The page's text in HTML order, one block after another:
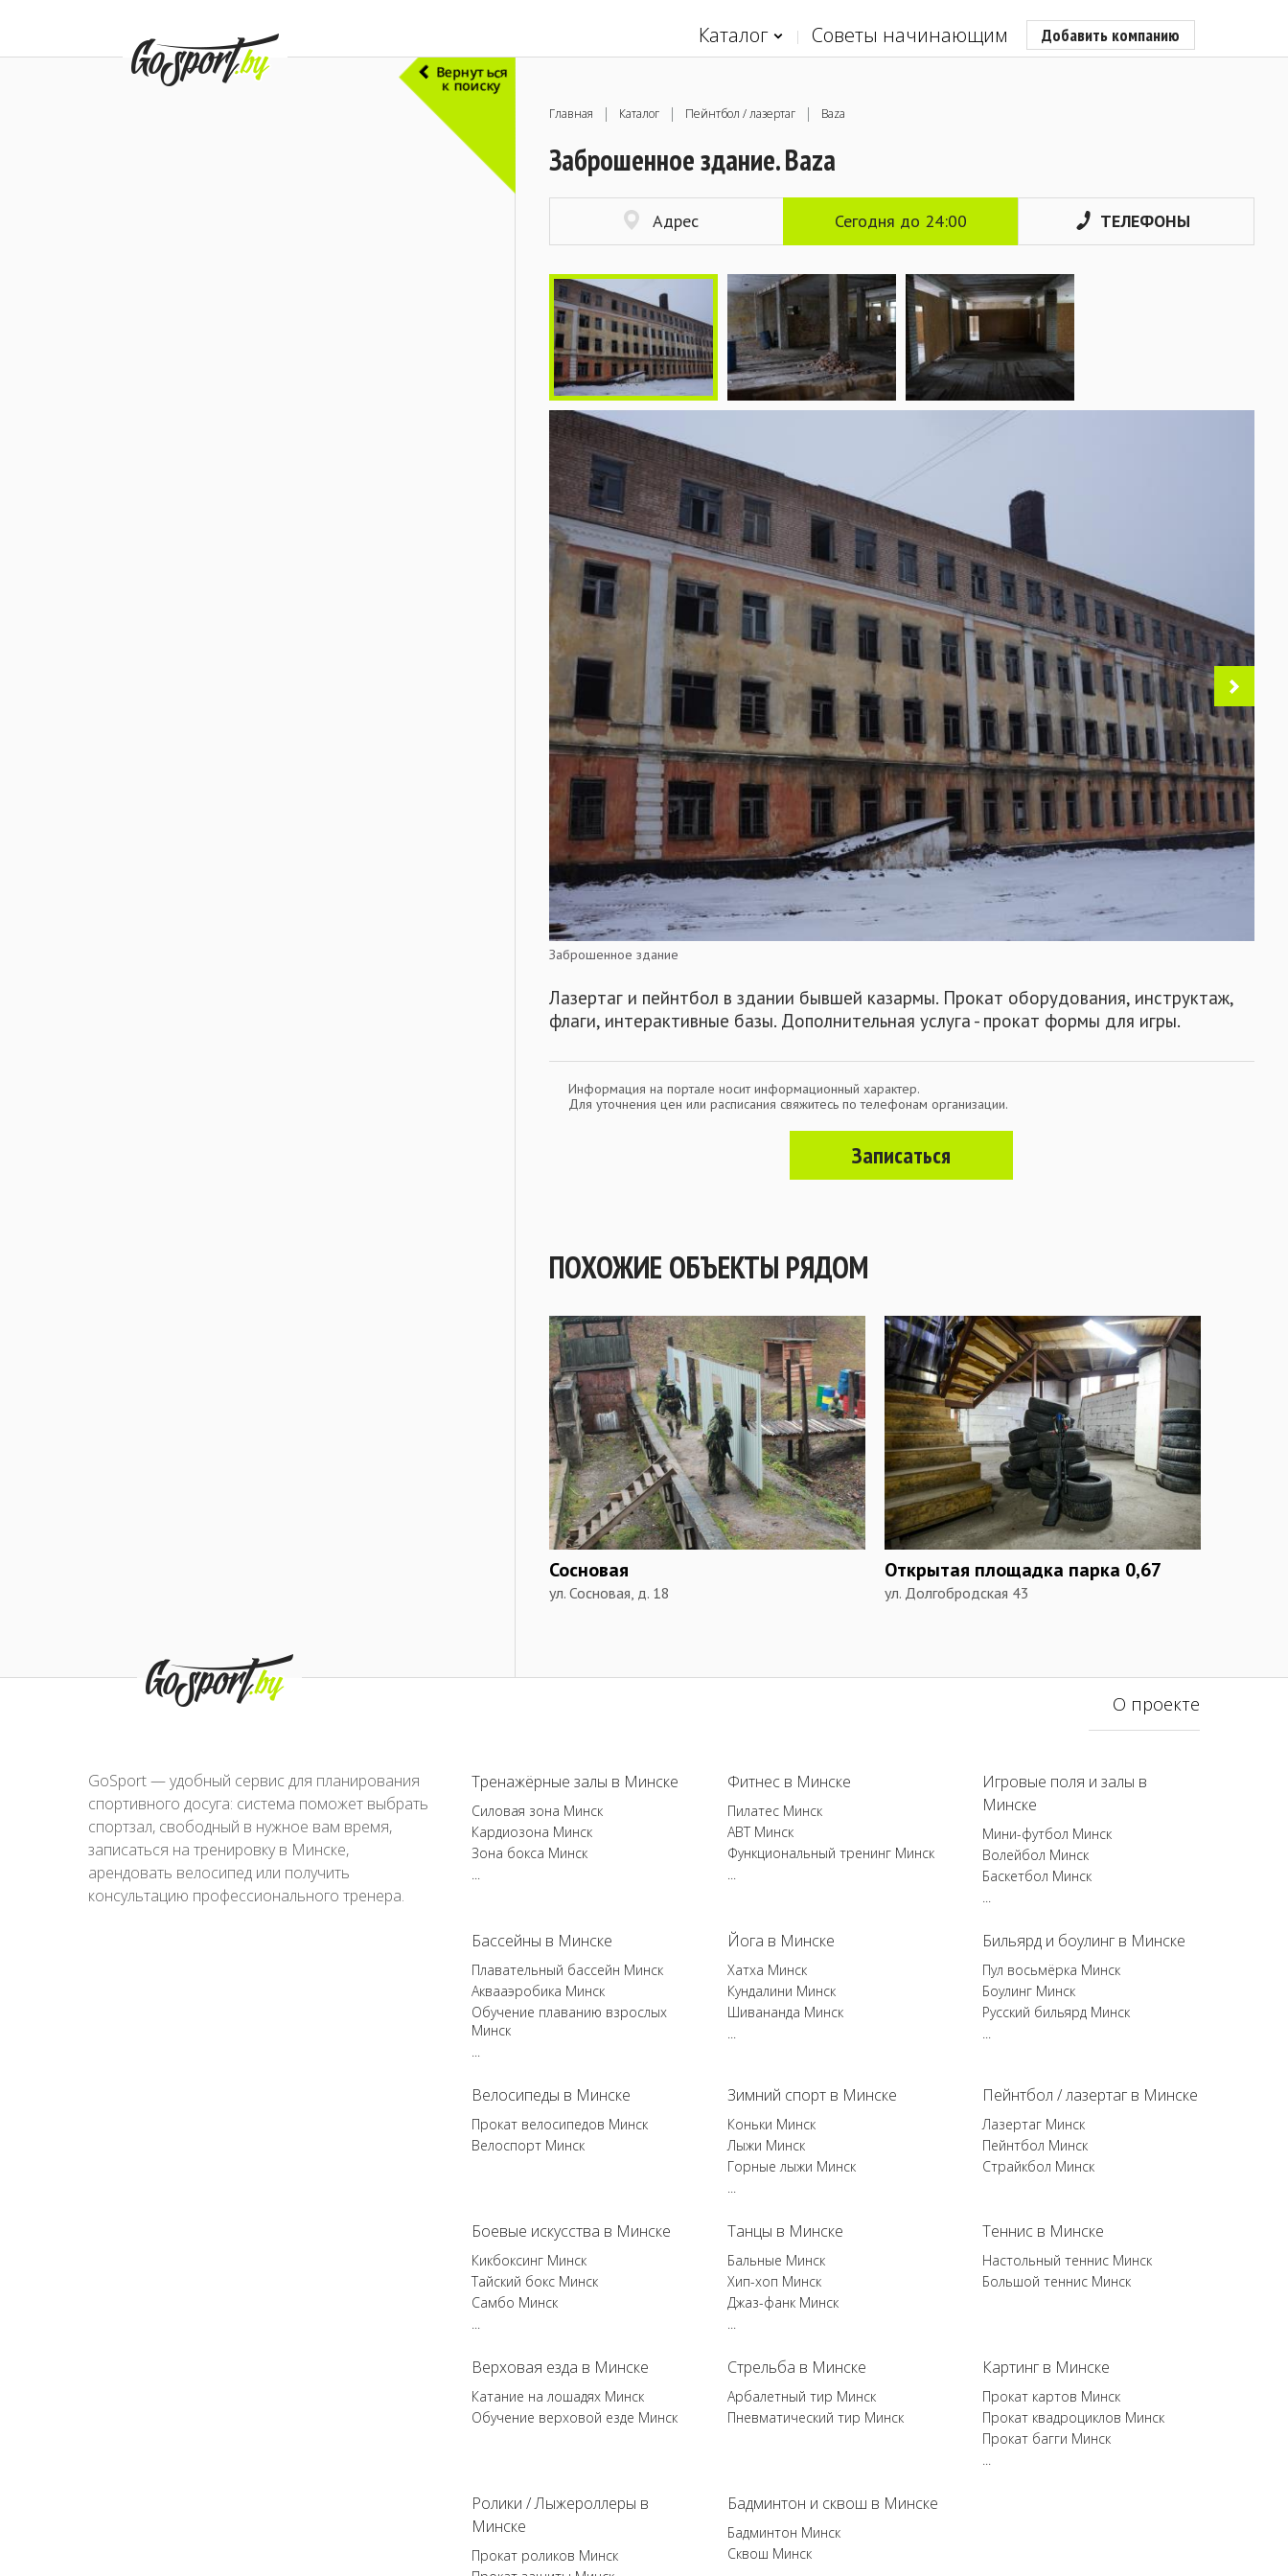
Каталог Советы начинающим Добавить компанию
Вернуться
к поиску
Главная Каталог Пейнтбол / лазертаг Baza
Заброшенное здание. Baza
Адрес Сегодня до 24:00 ТЕЛЕФОНЫ
Заброшенное здание
Лазертаг и пейнтбол в здании бывшей казармы. Прокат оборудования, инструктаж,
флаги, интерактивные базы. Дополнительная услуга - прокат формы для игры.
Информация на портале носит информационный характер.
Для уточнения цен или расписания свяжитесь по телефонам организации.
Записаться
ПОХОЖИЕ ОБЪЕКТЫ РЯДОМ
Сосновая
ул. Сосновая, д. 18
Открытая площадка парка 0,67
ул. Долгобродская 43
О проекте
GoSport — удобный сервис для планирования
спортивного досуга: система поможет выбрать
спортзал, свободный в нужное вам время,
записаться на тренировку в Минске,
арендовать велосипед или получить
консультацию профессионального тренера.
Тренажёрные залы в Минске
Силовая зона Минск
Кардиозона Минск
Зона бокса Минск
...
Фитнес в Минске
Пилатес Минск
ABT Минск
Функциональный тренинг Минск
...
Игровые поля и залы в
Минске
Мини-футбол Минск
Волейбол Минск
Баскетбол Минск
...
Бассейны в Минске
Плавательный бассейн Минск
Аквааэробика Минск
Обучение плаванию взрослых
Минск
...
Йога в Минске
Хатха Минск
Кундалини Минск
Шивананда Минск
...
Бильярд и боулинг в Минске
Пул восьмёрка Минск
Боулинг Минск
Русский бильярд Минск
...
Велосипеды в Минске
Прокат велосипедов Минск
Велоспорт Минск
Зимний спорт в Минске
Коньки Минск
Лыжи Минск
Горные лыжи Минск
...
Пейнтбол / лазертаг в Минске
Лазертаг Минск
Пейнтбол Минск
Страйкбол Минск
Боевые искусства в Минске
Кикбоксинг Минск
Тайский бокс Минск
Самбо Минск
...
Танцы в Минске
Бальные Минск
Хип-хоп Минск
Джаз-фанк Минск
...
Теннис в Минске
Настольный теннис Минск
Большой теннис Минск
Верховая езда в Минске
Катание на лошадях Минск
Обучение верховой езде Минск
Стрельба в Минске
Арбалетный тир Минск
Пневматический тир Минск
Картинг в Минске
Прокат картов Минск
Прокат квадроциклов Минск
Прокат багги Минск
...
Ролики / Лыжероллеры в
Минске
Прокат роликов Минск
Бадминтон и сквош в Минске
Бадминтон Минск
Сквош Минск